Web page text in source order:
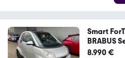
Smart
BRABUS
8.990 €